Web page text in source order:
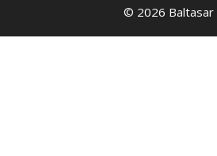
© 2026 Baltasar